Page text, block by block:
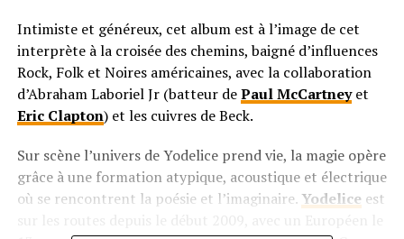
Intimiste et généreux, cet album est à l’image de cet
interprète à la croisée des chemins, baigné d’influences
Rock, Folk et Noires américaines, avec la collaboration
d’Abraham Laboriel Jr (batteur dePaul McCartneyet
Eric Clapton) et les cuivres de Beck.
Sur scène l’univers de Yodelice prend vie, la magie opère
grâce à une formation atypique, acoustique et électrique
où se rencontrent la poésie et l’imaginaire. Yodelice est